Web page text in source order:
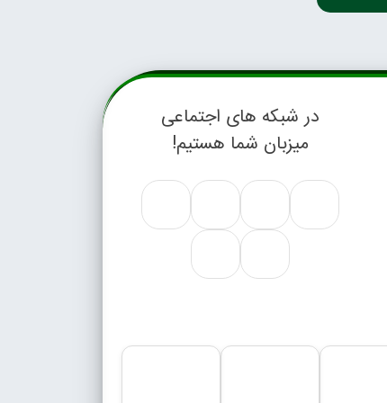
در شبکه های اجتماعی
میزبان شما هستیم!